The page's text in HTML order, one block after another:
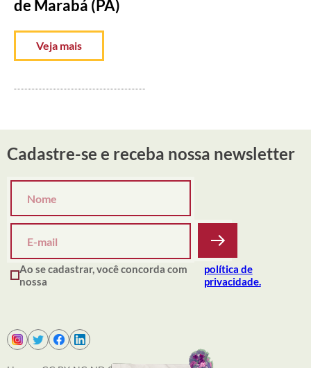
de Marabá (PA)
Veja mais
Cadastre-se e receba nossa newsletter
Ao se cadastrar, você concorda com
nossa
política de
privacidade.